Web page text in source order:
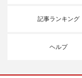
記事ランキング
ヘルプ